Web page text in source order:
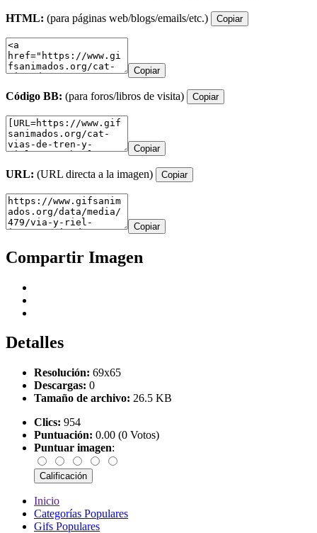
HTML: (para páginas web/blogs/emails/etc.) Copiar
Copiar
Código BB: (para foros/libros de visita) Copiar
Copiar
URL: (URL directa a la imagen) Copiar
Copiar
Compartir Imagen
Detalles
Resolución: 69x65
Descargas: 0
Tamaño de archivo: 26.5 KB
Clics: 954
Puntuación: 0.00 (0 Votos)
Puntuar imagen:
Inicio
Categorías Populares
Gifs Populares